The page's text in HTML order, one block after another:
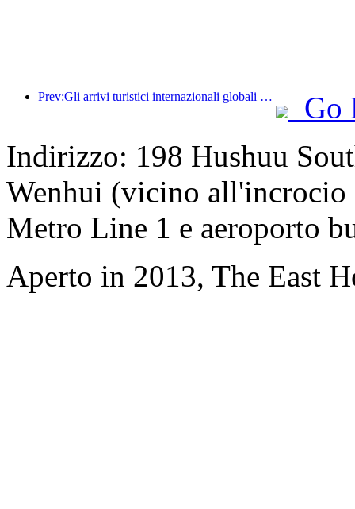
Prev:Gli arrivi turistici internazionali globali sono aumentati del 5% su base annua nella prima metà dell'anno
Go
Indirizzo: 198 Hushuu
Wenhui (vicino all'incrocio
Metro Line 1 e aeroporto
Aperto in 2013, The East